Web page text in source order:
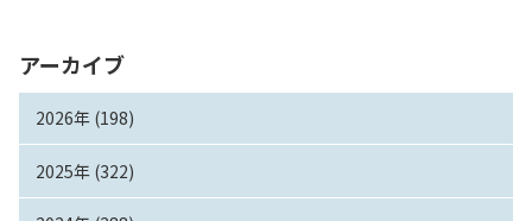
アーカイブ
2026年 (198)
2025年 (322)